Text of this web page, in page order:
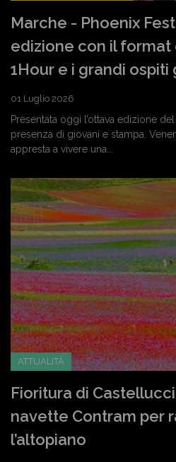
Marche - Phoenix
edizione con il format
1Hour e i grandi ospiti
01 Luglio 2026
Presentata oggi l’ottava edizione
presenza di giovani e stampa.
appresta a vivere una...
ATTUALITÀ
Fioritura di
navette Contram per
l’altopiano